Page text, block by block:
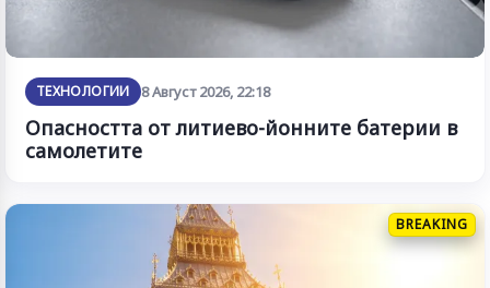
ТЕХНОЛОГИИ 8 Август 2026, 22:18
Опасността от литиево-йонните батерии в
самолетите
BREAKING